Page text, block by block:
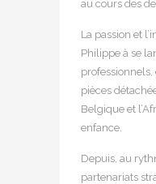
au cours des
La passion et
Philippe à se
pièces
Belgique et
enfance.
Depuis, au
partenariats